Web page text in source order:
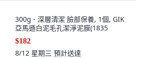
300g - 深層清潔 臉部保養, 1個, GIK
亞馬遜白泥毛孔潔淨泥膜(1835
$182
8/12 星期三 預計送達